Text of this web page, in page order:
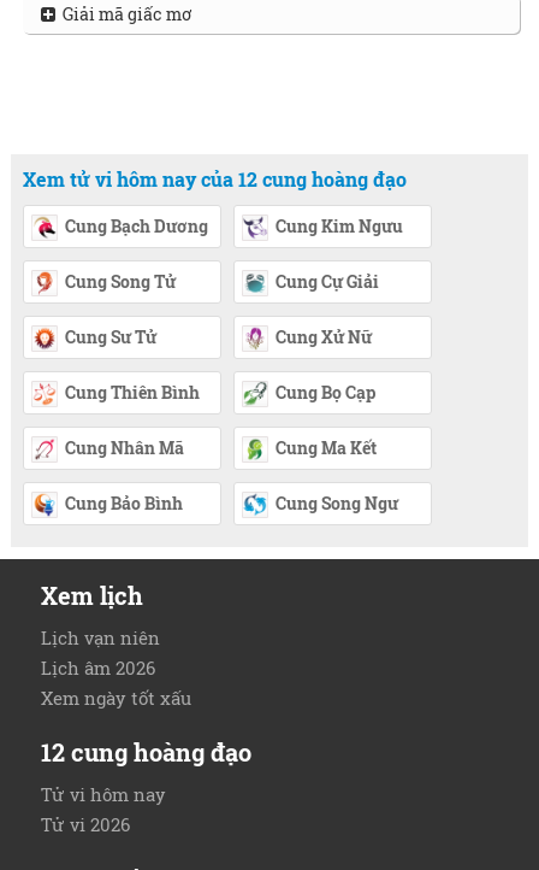
Giải mã giấc mơ
Xem tử vi hôm nay của 12 cung hoàng đạo
Cung Bạch Dương Cung Kim Ngưu
Cung Song Tử Cung Cự Giải
Cung Sư Tử Cung Xử Nữ
Cung Thiên Bình Cung Bọ Cạp
Cung Nhân Mã Cung Ma Kết
Cung Bảo Bình Cung Song Ngư
Xem lịch
Lịch vạn niên
Lịch âm 2026
Xem ngày tốt xấu
12 cung hoàng đạo
Tử vi hôm nay
Tử vi 2026